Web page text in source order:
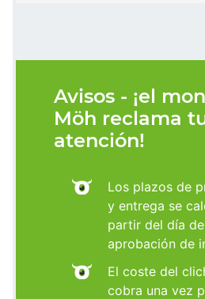
Avisos - ¡el
Möh reclama
atención!
Los plazos de
y entrega se
partir del día
aprobación de
El coste del
cobra una vez